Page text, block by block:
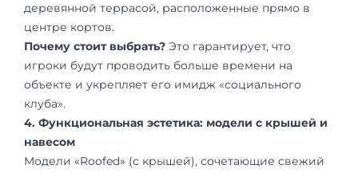
деревянной террасой, расположенные прямо в
центре кортов.
Почему стоит выбрать? Это гарантирует, что
игроки будут проводить больше времени на
объекте и укрепляет его имидж «социального
клуба».
4. Функциональная эстетика: модели с крышей и
навесом
Модели «Roofed» (с крышей), сочетающие свежий